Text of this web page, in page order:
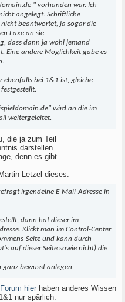
" vorhanden war. Ich
angelegt. Schriftliche
beantwortet, ja sogar die
Faxe an sie.
dass dann ja wohl jemand
Eine andere Möglichkeit gäbe es
ebenfalls bei 1&1 ist, gleiche
wird an die im
weitergeleitet.
die ja zum Teil
darstellen.
denn es gibt
Letzel dieses:
irgendeine E-Mail-Adresse in
dann hat dieser im
Klickt man im Control-Center
Seite und kann durch
auf dieser Seite sowie nicht) die
ganz bewusst anlegen.
Forum hier haben anderes Wissen
nur spärlich.